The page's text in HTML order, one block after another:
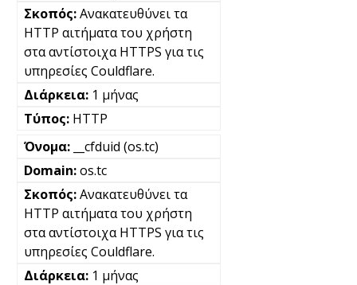
Ανακατευθύνει τα
HTTP αιτήματα του χρήστη
στα αντίστοιχα HTTPS για τις
υπηρεσίες Couldflare.
1 μήνας
HTTP
__cfduid (os.tc)
os.tc
Ανακατευθύνει τα
HTTP αιτήματα του χρήστη
στα αντίστοιχα HTTPS για τις
υπηρεσίες Couldflare.
1 μήνας